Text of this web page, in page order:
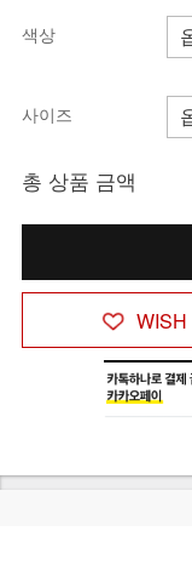
색상
사이즈
총 상품 금액
WISH